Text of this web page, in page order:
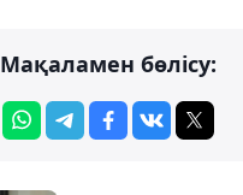
Мақаламен бөлісу: